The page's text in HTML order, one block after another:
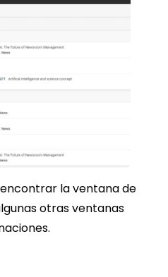
la ventana de
otras ventanas